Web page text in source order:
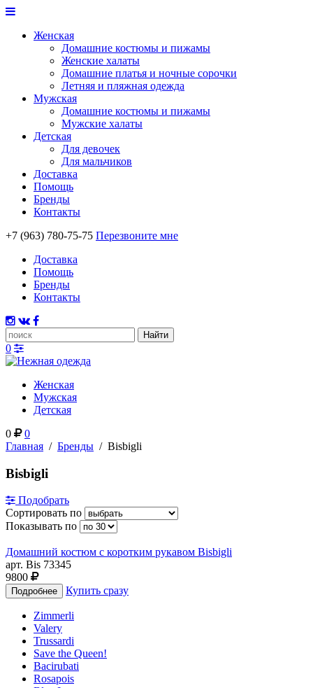
Женская
Домашние костюмы и пижамы
Женские халаты
Домашние платья и ночные сорочки
Летняя и пляжная одежда
Мужская
Домашние костюмы и пижамы
Мужские халаты
Детская
Для девочек
Для мальчиков
Доставка
Помощь
Бренды
Контакты
+7 (963) 780-75-75 Перезвоните мне
Доставка
Помощь
Бренды
Контакты
0
Женская
Мужская
Детская
0
0
Главная / Бренды / Bisbigli
Bisbigli
Подобрать
Сортировать по
Показывать по
Домашний костюм с коротким рукавом Bisbigli
арт. Bis 73345
9800
Купить сразу
Zimmerli
Valery
Trussardi
Save the Queen!
Bacirubati
Rosapois